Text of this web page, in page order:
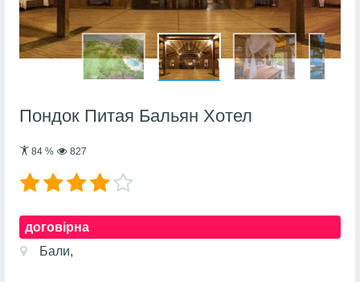
Пондок Питая Бальян Хотел
84% 827
договірна
Бали,